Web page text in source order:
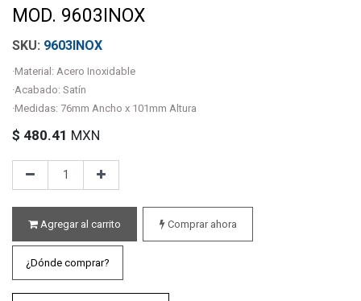
MOD. 9603INOX
9603INOX
·Material: Acero Inoxidable
·Acabado: Satín
·Medidas: 76mm Ancho x 101mm Altura
$ 480.41 MXN
Agregar al carrito Comprar ahora
¿Dónde comprar?